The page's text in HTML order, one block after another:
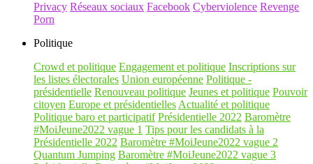
Privacy Réseaux sociaux Facebook Cyberviolence Revenge
Porn
Politique
Crowd et politique Engagement et politique Inscriptions sur
les listes électorales Union européenne Politique -
présidentielle Renouveau politique Jeunes et politique Pouvoir
citoyen Europe et présidentielles Actualité et politique
Politique baro et participatif Présidentielle 2022 Baromètre
#MoiJeune2022 vague 1 Tips pour les candidats à la
Présidentielle 2022 Baromètre #MoiJeune2022 vague 2
Quantum Jumping Baromètre #MoiJeune2022 vague 3